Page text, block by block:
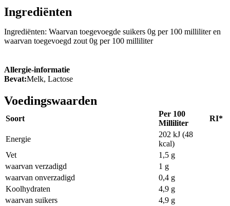
Ingrediënten
Ingrediënten: Waarvan toegevoegde suikers 0g per 100 milliliter en
waarvan toegevoegd zout 0g per 100 milliliter
Allergie-informatie
Bevat:Melk, Lactose
Voedingswaarden
Soort
Per 100
Milliliter
RI*
Energie
202 kJ (48
kcal)
Vet
1,5 g
waarvan verzadigd
1 g
waarvan onverzadigd
0,4 g
Koolhydraten
4,9 g
waarvan suikers
4,9 g